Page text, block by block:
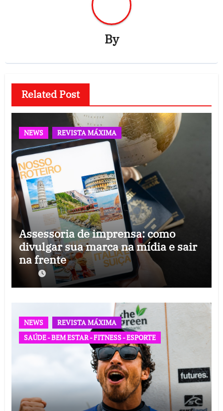
By
Related Post
NEWS REVISTA MÁXIMA
Assessoria de imprensa: como
divulgar sua marca na mídia e sair
na frente
NEWS
REVISTA MÁXIMA
SAÚDE - BEM ESTAR - FITNESS - ESPORTE